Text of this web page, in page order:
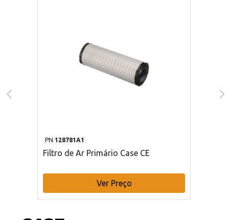
PN 128781A1
Filtro de Ar Primário Case CE
Ver Preço